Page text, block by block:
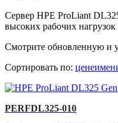
Сервер HPE ProLiant
высоких рабочих
Смотрите обновленную и
Сортировать по: цене
PERFDL325-010